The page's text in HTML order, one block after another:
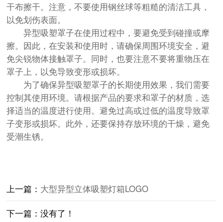
干布擦干。注意，不要使用钢丝球等粗糙的清洁工具，
以免划伤表面。
异型吸塑罩子在使用过程中，要避免受到碰撞或摩
擦。因此，在安装和使用时，请确保周围环境安全，避
免尖锐物体接触罩子。同时，也要注意不要将重物压在
罩子上，以免导致变形或损坏。
为了确保异型吸塑罩子的长期使用效果，我们需要
控制其使用环境。请根据产品的要求和罩子的材质，选
择适当的温度进行使用。避免过高或过低的温度导致罩
子变形或损坏。此外，还要保持存放环境的干燥，避免
受潮生锈。
上一篇： 大型异型立体吸塑灯箱LOGO
下一篇：没有了！